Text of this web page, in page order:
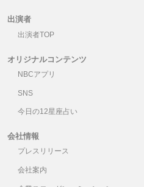
出演者
出演者TOP
オリジナルコンテンツ
NBCアプリ
SNS
今日の12星座占い
会社情報
プレスリリース
会社案内